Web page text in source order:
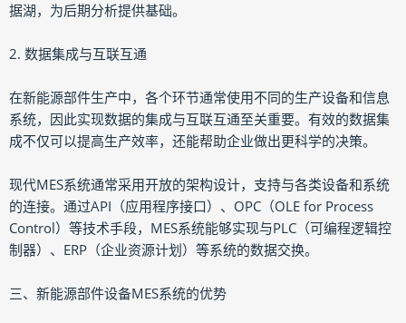
据湖，为后期分析提供基础。
2. 数据集成与互联互通
在新能源部件生产中，各个环节通常使用不同的生产设备和信息
系统，因此实现数据的集成与互联互通至关重要。有效的数据集
成不仅可以提高生产效率，还能帮助企业做出更科学的决策。
现代MES系统通常采用开放的架构设计，支持与各类设备和系统
的连接。通过API（应用程序接口）、OPC（OLE for Process
Control）等技术手段，MES系统能够实现与PLC（可编程逻辑控
制器）、ERP（企业资源计划）等系统的数据交换。
三、新能源部件设备MES系统的优势